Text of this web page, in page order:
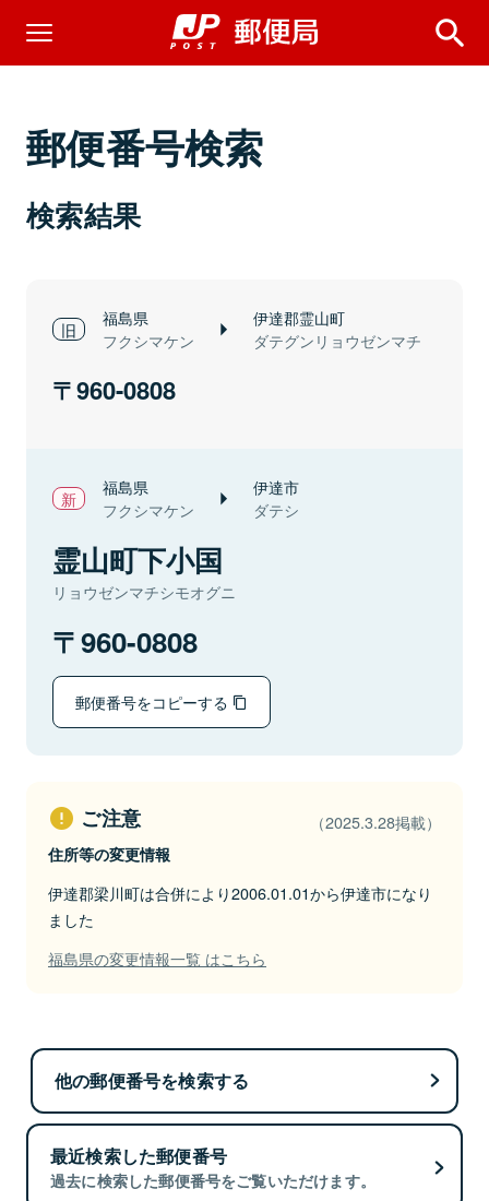
郵便番号検索
検索結果
福島県
フクシマケン
伊達郡霊山町
ダテグンリョウゼンマチ
960-0808
福島県
フクシマケン
伊達市
ダテシ
霊山町下小国
リョウゼンマチシモオグニ
960-0808
郵便番号をコピーする
ご注意 （2025.3.28掲載）
住所等の変更情報
伊達郡梁川町は合併により2006.01.01から伊達市になり
ました
福島県の変更情報一覧 はこちら
他の郵便番号を検索する
最近検索した郵便番号
過去に検索した郵便番号をご覧いただけます。